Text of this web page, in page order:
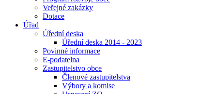
Veřejné zakázky
Dotace
Úřad
Úřední deska
Úřední deska 2014 - 2023
Povinné informace
E-podatelna
Zastupitelstvo obce
Členové zastupitelstva
Výbory a komise